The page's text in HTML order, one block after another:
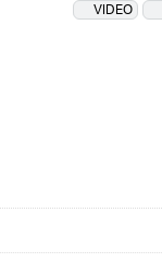
VIDEO